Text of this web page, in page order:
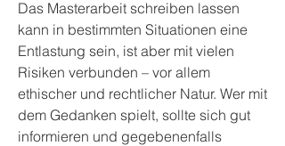
Das Masterarbeit schreiben lassen
kann in bestimmten Situationen eine
Entlastung sein, ist aber mit vielen
Risiken verbunden – vor allem
ethischer und rechtlicher Natur. Wer mit
dem Gedanken spielt, sollte sich gut
informieren und gegebenenfalls